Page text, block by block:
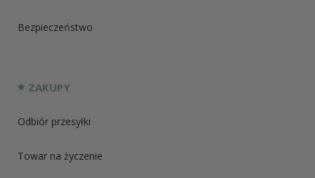
Bezpieczeństwo
ZAKUPY
Odbiór przesyłki
Towar na życzenie